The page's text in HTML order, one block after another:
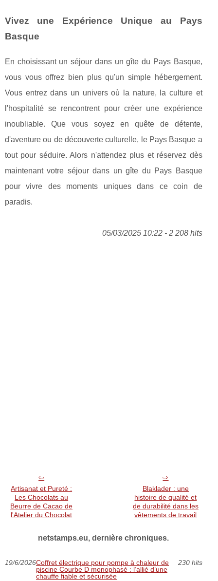
Vivez une Expérience Unique au Pays
Basque
En choisissant un séjour dans un gîte du Pays Basque,
vous vous offrez bien plus qu'un simple hébergement.
Vous entrez dans un univers où la nature, la culture et
l'hospitalité se rencontrent pour créer une expérience
inoubliable. Que vous soyez en quête de détente,
d'aventure ou de découverte culturelle, le Pays Basque a
tout pour séduire. Alors n'attendez plus et réservez dès
maintenant votre séjour dans un gîte du Pays Basque
pour vivre des moments uniques dans ce coin de
paradis.
05/03/2025 10:22 - 2 208 hits
Artisanat et Pureté :
Les Chocolats au
Beurre de Cacao de
l'Atelier du Chocolat
Blaklader : une
histoire de qualité et
de durabilité dans les
vêtements de travail
netstamps.eu, dernière chroniques.
19/6/2026Coffret électrique pour pompe à chaleur de
piscine Courbe D monophasé : l’allié d’une
chauffe fiable et sécurisée
230 hits